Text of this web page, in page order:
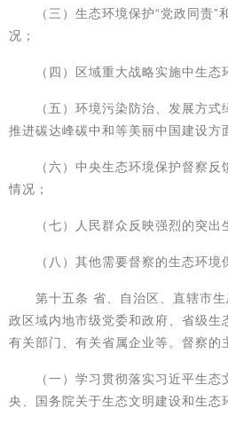
（三）生态环境保护“党政同责”
况；
（四）区域重大战略实施中生态
（五）环境污染防治、发展方式
推进碳达峰碳中和等美丽中国建设方
（六）中央生态环境保护督察反
情况；
（七）人民群众反映强烈的突出
（八）其他需要督察的生态环境
第十五条 省、自治区、直辖市生
政区域内地市级党委和政府、省级生
有关部门、有关省属企业等。督察的
（一）学习贯彻落实习近平生态
央、国务院关于生态文明建设和生态